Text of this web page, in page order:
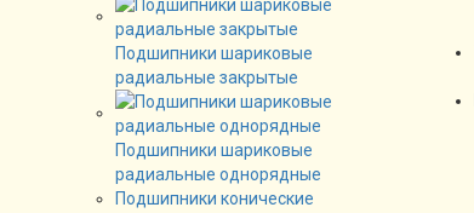
Подшипники шариковые
радиальные закрытые
Подшипники шариковые
радиальные однорядные
Подшипники конические